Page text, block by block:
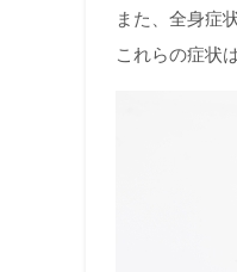
また、全身症
これらの症状